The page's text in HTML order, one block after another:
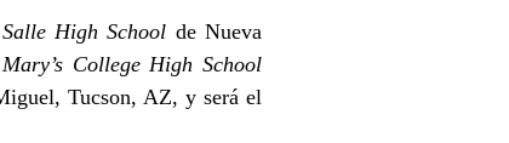
High School de Nueva
College High School
Tucson, AZ, y será el